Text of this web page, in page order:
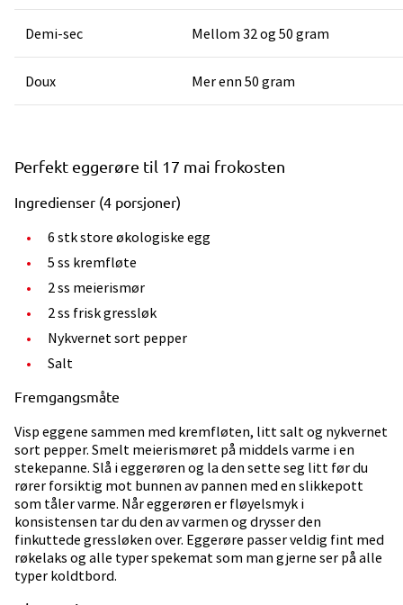
Demi-sec Mellom 32 og 50 gram
Doux Mer enn 50 gram
Perfekt eggerøre til 17 mai frokosten
Ingredienser (4 porsjoner)
6 stk store økologiske egg
5 ss kremfløte
2 ss meierismør
2 ss frisk gressløk
Nykvernet sort pepper
Salt
Fremgangsmåte
Visp eggene sammen med kremfløten, litt salt og nykvernet
sort pepper. Smelt meierismøret på middels varme i en
stekepanne. Slå i eggerøren og la den sette seg litt før du
rører forsiktig mot bunnen av pannen med en slikkepott
som tåler varme. Når eggerøren er fløyelsmyk i
konsistensen tar du den av varmen og drysser den
finkuttede gressløken over. Eggerøre passer veldig fint med
røkelaks og alle typer spekemat som man gjerne ser på alle
typer koldtbord.